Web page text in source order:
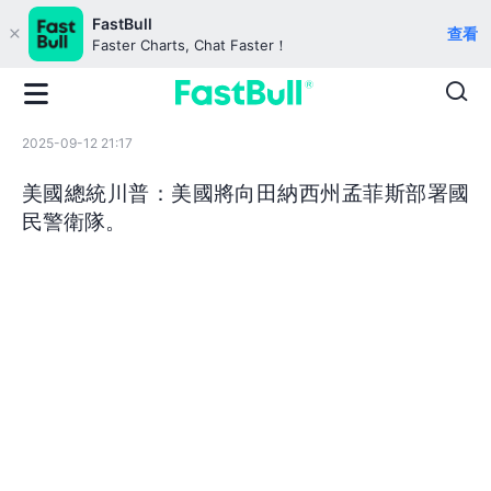
FastBull
Faster Charts, Chat Faster！
查看
2025-09-12 21:17
美國總統川普：美國將向田納西州孟菲斯部署國
民警衛隊。